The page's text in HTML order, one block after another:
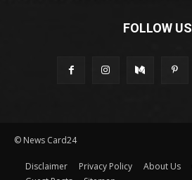
FOLLOW US
© News Card24
Disclaimer Privacy Policy About Us